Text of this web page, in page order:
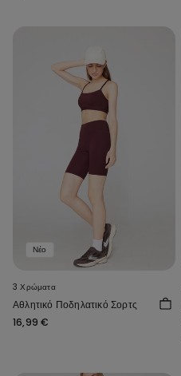
Νέο
3 Χρώματα
Αθλητικό Ποδηλατικό Σορτς
16,99 €